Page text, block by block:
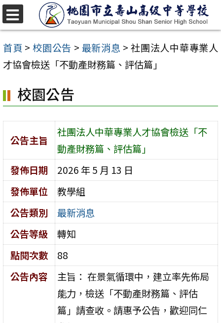
跳
至
主
要
容
區
首頁 > 校園公告 > 最新消息 > 社團法人中華專業人
才協會檢送「不動產財務篇、評估篇」
校園公告
公告主旨
社團法人中華專業人才協會檢送「不
動產財務篇、評估篇」
發佈日期
2026 年 5 月 13 日
發佈單位
教學組
公告類別
最新消息
公告等級
轉知
點閱次數
88
公告內容
主旨： 在景氣循環中，建立率先佈局
能力，檢送「不動產財務篇、評估
篇」請查收。請惠予公告，歡迎同仁
選
單